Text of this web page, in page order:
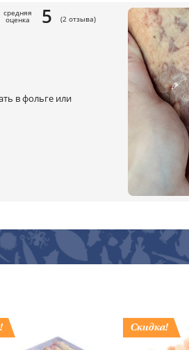
5 (2 отзыва)
в фольге или